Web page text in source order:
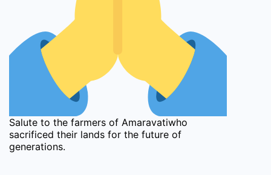
Salute to the farmers of Amaravatiwho
sacrificed their lands for the future of
generations.